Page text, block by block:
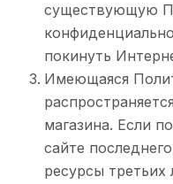
существующую
покинуть
Имеющаяся
магазина. Если
сайте
ресурсы третьих